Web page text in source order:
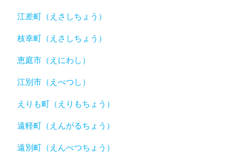
江差町（えさしちょう）
枝幸町（えさしちょう）
恵庭市（えにわし）
江別市（えべつし）
えりも町（えりもちょう）
遠軽町（えんがるちょう）
遠別町（えんべつちょう）